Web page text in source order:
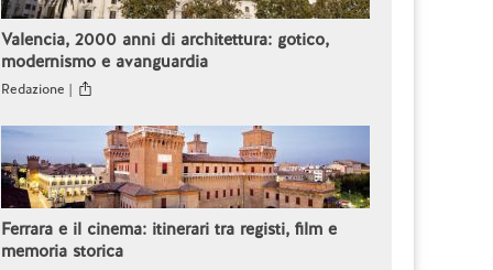
Valencia, 2000 anni di architettura: gotico,
modernismo e avanguardia
Redazione |
Ferrara e il cinema: itinerari tra registi, film e
memoria storica